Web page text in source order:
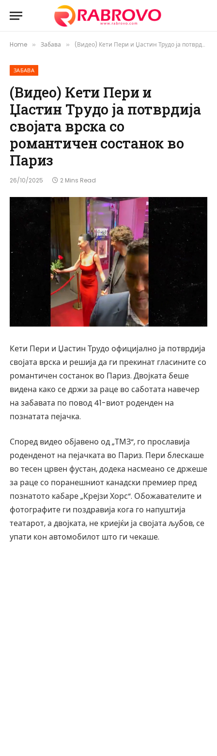
Home » Забава » (Видео) Кети Пери и Џастин Трудо ја потврдија својата врска со романтичен состанок во Париз
ЗАБАВА
(Видео) Кети Пери и
Џастин Трудо ја потврдија
својата врска со
романтичен состанок во
Париз
26/10/2025 2 Mins Read
Кети Пери и Џастин Трудо официјално ја потврдија
својата врска и решија да ги прекинат гласините со
романтичен состанок во Париз. Двојката беше
видена како се држи за раце во саботата навечер
на забавата по повод 41-виот роденден на
познатата пејачка.
Според видео објавено од „ТМЗ“, го прославија
роденденот на пејачката во Париз. Пери блескаше
во тесен црвен фустан, додека насмеано се држеше
за раце со поранешниот канадски премиер пред
познатото кабаре „Крејзи Хорс“. Обожавателите и
фотографите ги поздравија кога го напуштија
театарот, а двојката, не криејќи ја својата љубов, се
упати кон автомобилот што ги чекаше.